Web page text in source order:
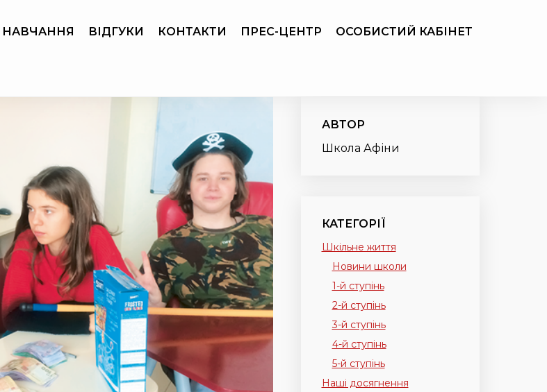
ВІДГУКИ КОНТАКТИ ПРЕС-ЦЕНТР ОСОБИСТИЙ КАБІНЕТ
АВТОР
Школа Афіни
КАТЕГОРІЇ
Шкільне життя
Новини школи
1-й ступінь
2-й ступінь
3-й ступінь
4-й ступінь
5-й ступінь
Наші досягнення